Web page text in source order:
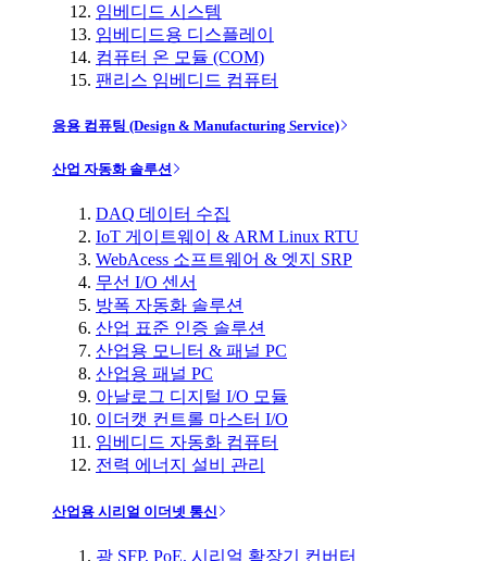
임베디드 시스템
임베디드용 디스플레이
컴퓨터 온 모듈 (COM)
팬리스 임베디드 컴퓨터
응용 컴퓨팅 (Design & Manufacturing Service)
산업 자동화 솔루션
DAQ 데이터 수집
IoT 게이트웨이 & ARM Linux RTU
WebAcess 소프트웨어 & 엣지 SRP
무선 I/O 센서
방폭 자동화 솔루션
산업 표준 인증 솔루션
산업용 모니터 & 패널 PC
산업용 패널 PC
아날로그 디지털 I/O 모듈
이더캣 컨트롤 마스터 I/O
임베디드 자동화 컴퓨터
전력 에너지 설비 관리
산업용 시리얼 이더넷 통신
광 SFP, PoE, 시리얼 확장기 컨버터